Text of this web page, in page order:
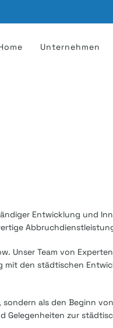
Unternehmen
Entwicklung und
Unser Team von
mit den städtischen
als den Beginn
Gelegenheiten zur